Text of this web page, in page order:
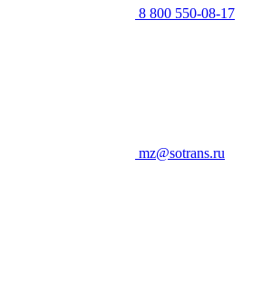
8 800 550-08-17
mz@sotrans.ru